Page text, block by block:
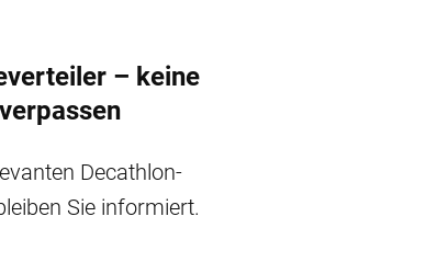
– keine
Decathlon-
Sie informiert.